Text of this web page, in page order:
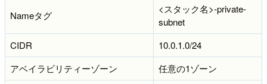
Nameタグ
<スタック名>-private-
subnet
CIDR
10.0.1.0/24
アベイラビリティーゾーン
任意の1ゾーン